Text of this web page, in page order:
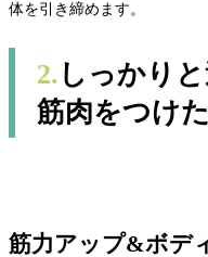
体を引き締めます。
2. しっかり
筋肉をつけ
筋力アップ&ボデ